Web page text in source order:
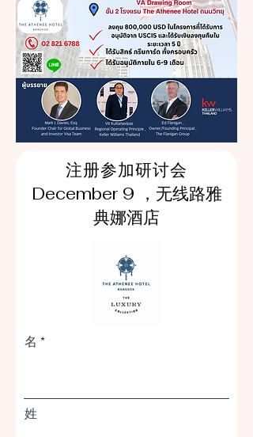
注册参加研讨会
December 9 ，无线路雅
典娜酒店
名
姓